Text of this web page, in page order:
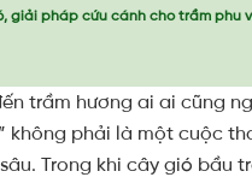
giải pháp cứu cánh cho trầm phu
trầm hương ai ai cũng
không phải là một cuộc
Trong khi cây gió bầu